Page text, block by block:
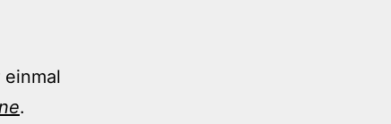
.